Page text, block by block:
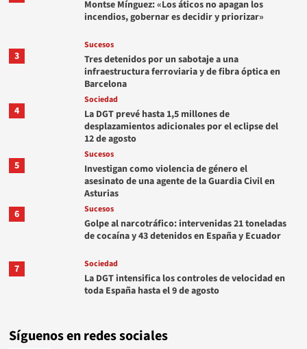
Montse Mínguez: «Los áticos no apagan los
incendios, gobernar es decidir y priorizar»
3
Sucesos
Tres detenidos por un sabotaje a una
infraestructura ferroviaria y de fibra óptica en
Barcelona
4
Sociedad
La DGT prevé hasta 1,5 millones de
desplazamientos adicionales por el eclipse del
12 de agosto
5
Sucesos
Investigan como violencia de género el
asesinato de una agente de la Guardia Civil en
Asturias
6
Sucesos
Golpe al narcotráfico: intervenidas 21 toneladas
de cocaína y 43 detenidos en España y Ecuador
7 Sociedad
La DGT intensifica los controles de velocidad en
toda España hasta el 9 de agosto
Síguenos en redes sociales